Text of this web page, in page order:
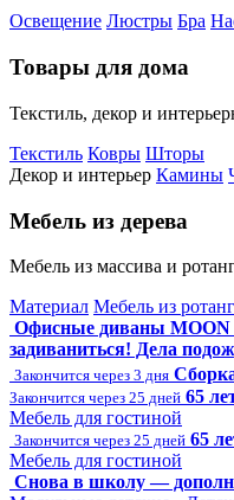
Освещение Люстры Бра
Товары для дома
Текстиль, декор и
Текстиль Ковры Шторы
Декор и интерьер Камины
Мебель из дерева
Мебель из массива и
Материал Мебель из
Офисные диваны MOON
задиваниться! Дела
Закончится через 3 дня
Закончится через 25 дней 65
Мебель для гостиной
Закончится через 25 дней 65
Мебель для гостиной
Снова в школу —